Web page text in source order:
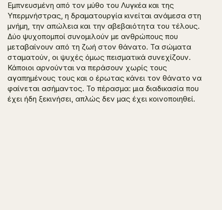
Εμπνευσμένη από τον μύθο του Λυγκέα και της
Υπερμνήστρας, η δραματουργία κινείται ανάμεσα στη
μνήμη, την απώλεια και την αβεβαιότητα του τέλους.
Δύο ψυχοπομποί συνομιλούν με ανθρώπους που
μεταβαίνουν από τη ζωή στον θάνατο. Τα σώματα
σταματούν, οι ψυχές όμως πεισματικά συνεχίζουν.
Κάποιοι αρνούνται να περάσουν χωρίς τους
αγαπημένους τους και ο έρωτας κάνει τον θάνατο να
φαίνεται ασήμαντος. Το πέρασμα: μια διαδικασία που
έχει ήδη ξεκινήσει, απλώς δεν μας έχει κοινοποιηθεί.